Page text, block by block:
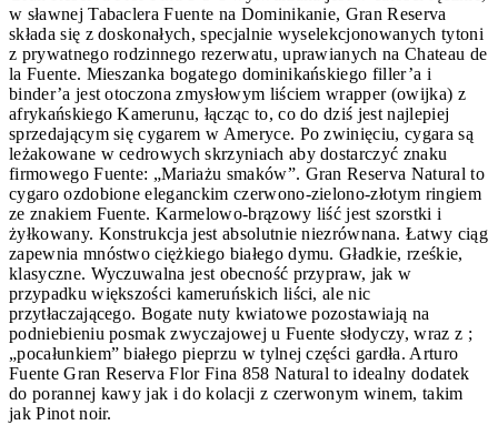
w sławnej Tabaclera Fuente na Dominikanie, Gran Reserva
składa się z doskonałych, specjalnie wyselekcjonowanych tytoni
z prywatnego rodzinnego rezerwatu, uprawianych na Chateau de
la Fuente. Mieszanka bogatego dominikańskiego filler’a i
binder’a jest otoczona zmysłowym liściem wrapper (owijka) z
afrykańskiego Kamerunu, łącząc to, co do dziś jest najlepiej
sprzedającym się cygarem w Ameryce. Po zwinięciu, cygara są
leżakowane w cedrowych skrzyniach aby dostarczyć znaku
firmowego Fuente: „Mariażu smaków”. Gran Reserva Natural to
cygaro ozdobione eleganckim czerwono-zielono-złotym ringiem
ze znakiem Fuente. Karmelowo-brązowy liść jest szorstki i
żyłkowany. Konstrukcja jest absolutnie niezrównana. Łatwy ciąg
zapewnia mnóstwo ciężkiego białego dymu. Gładkie, rześkie,
klasyczne. Wyczuwalna jest obecność przypraw, jak w
przypadku większości kameruńskich liści, ale nic
przytłaczającego. Bogate nuty kwiatowe pozostawiają na
podniebieniu posmak zwyczajowej u Fuente słodyczy, wraz z ;
„pocałunkiem” białego pieprzu w tylnej części gardła. Arturo
Fuente Gran Reserva Flor Fina 858 Natural to idealny dodatek
do porannej kawy jak i do kolacji z czerwonym winem, takim
jak Pinot noir.